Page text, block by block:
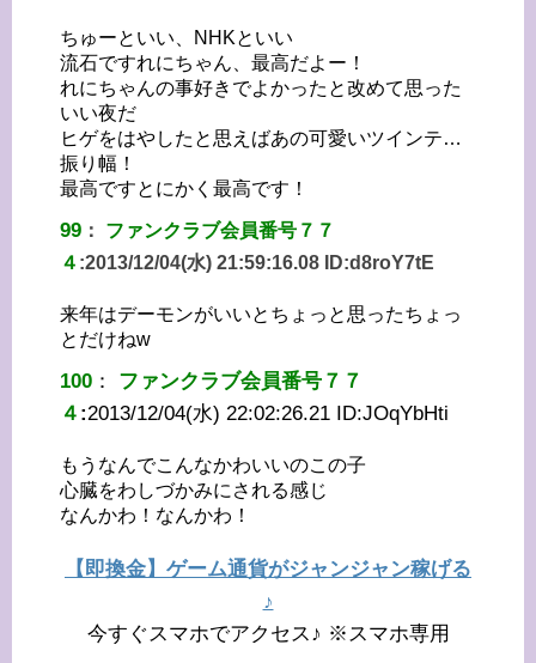
ちゅーといい、NHKといい
流石ですれにちゃん、最高だよー！
れにちゃんの事好きでよかったと改めて思った
いい夜だ
ヒゲをはやしたと思えばあの可愛いツインテ…
振り幅！
最高ですとにかく最高です！
99 ： ファンクラブ会員番号７７
４ :2013/12/04(水) 21:59:16.08 ID:d8roY7tE
来年はデーモンがいいとちょっと思ったちょっ
とだけねw
100 ： ファンクラブ会員番号７７
４ :2013/12/04(水) 22:02:26.21 ID:JOqYbHti
もうなんでこんなかわいいのこの子
心臓をわしづかみにされる感じ
なんかわ！なんかわ！
【即換金】ゲーム通貨がジャンジャン稼げる
♪
今すぐスマホでアクセス♪ ※スマホ専用